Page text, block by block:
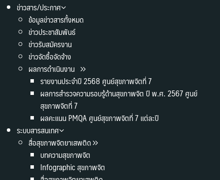
ข่าวสาร/ประกาศ
ข้อมูลข่าวสารทั้งหมด
ข่าวประชาสัมพันธ์
ข่าวรับสมัครงาน
ข่าวจัดซื้อจัดจ้าง
ผลการดำเนินงาน
รายงานประจำปี 2568 ศูนย์สุขภาพจิตที่ 7
ผลการสำรวจความรอบรู้ด้านสุขภาพจิต ปี พ.ศ. 2567 ศูนย์
สุขภาพจิตที่ 7
ผลคะแนน PMQA ศูนย์สุขภาพจิตที่ 7 แต่ละปี
ระบบสารสนเทศ
สื่อสุขภาพจิตยาเสพติด
บทความสุขภาพจิต
Infographic สุขภาพจิต